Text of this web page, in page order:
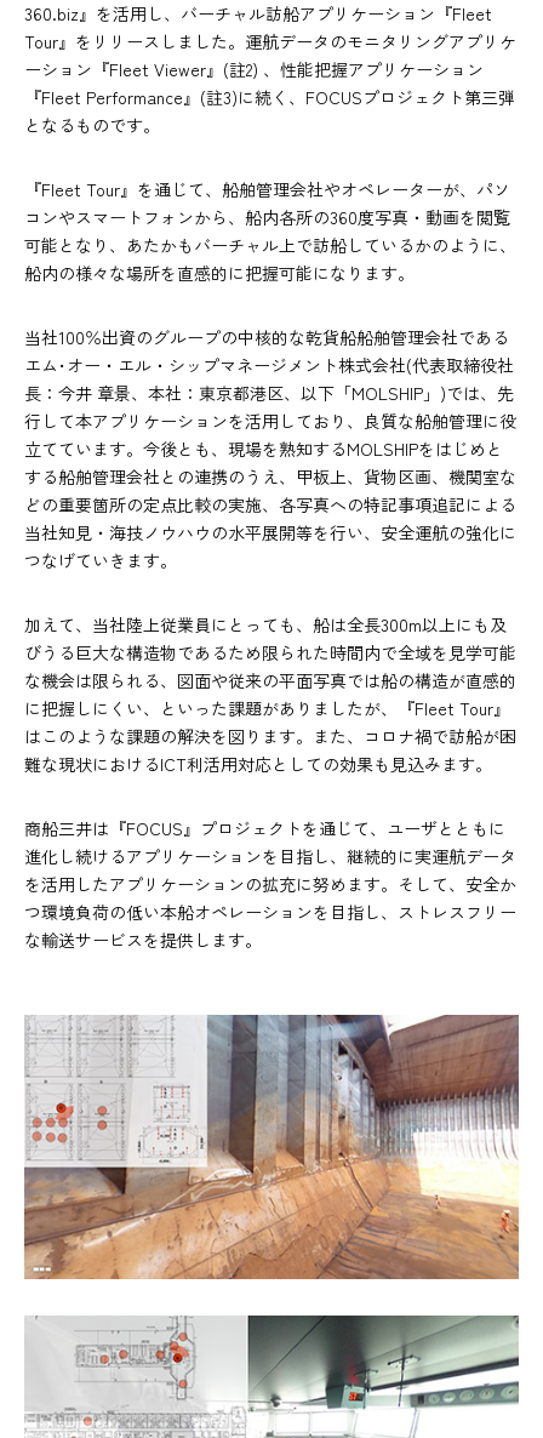
360.biz』を活用し、バーチャル訪船アプリケーション『Fleet
Tour』をリリースしました。運航データのモニタリングアプリケ
ーション『Fleet Viewer』(註2) 、性能把握アプリケーション
『Fleet Performance』(註3)に続く、FOCUSプロジェクト第三弾
となるものです。
『Fleet Tour』を通じて、船舶管理会社やオペレーターが、パソ
コンやスマートフォンから、船内各所の360度写真・動画を閲覧
可能となり、あたかもバーチャル上で訪船しているかのように、
船内の様々な場所を直感的に把握可能になります。
当社100％出資のグループの中核的な乾貨船船舶管理会社である
エム･オー・エル・シップマネージメント株式会社(代表取締役社
長：今井 章景、本社：東京都港区、以下「MOLSHIP」)では、先
行して本アプリケーションを活用しており、良質な船舶管理に役
立てています。今後とも、現場を熟知するMOLSHIPをはじめと
する船舶管理会社との連携のうえ、甲板上、貨物区画、機関室な
どの重要箇所の定点比較の実施、各写真への特記事項追記による
当社知見・海技ノウハウの水平展開等を行い、安全運航の強化に
つなげていきます。
加えて、当社陸上従業員にとっても、船は全長300m以上にも及
びうる巨大な構造物であるため限られた時間内で全域を見学可能
な機会は限られる、図面や従来の平面写真では船の構造が直感的
に把握しにくい、といった課題がありましたが、『Fleet Tour』
はこのような課題の解決を図ります。また、コロナ禍で訪船が困
難な現状におけるICT利活用対応としての効果も見込みます。
商船三井は『FOCUS』プロジェクトを通じて、ユーザとともに
進化し続けるアプリケーションを目指し、継続的に実運航データ
を活用したアプリケーションの拡充に努めます。そして、安全か
つ環境負荷の低い本船オペレーションを目指し、ストレスフリー
な輸送サービスを提供します。